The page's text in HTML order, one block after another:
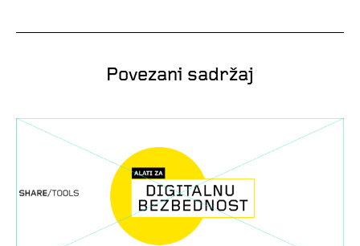
Povezani sadržaj